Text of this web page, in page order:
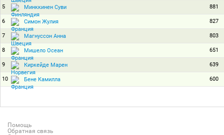
5 Минккинен Суви 881
6 Симон Жулия 827
7 Магнуссон Анна 803
8 Мишело Осеан 651
9 Киркейде Марен 639
10 Бене Камилла 600
Помощь
Обратная связь